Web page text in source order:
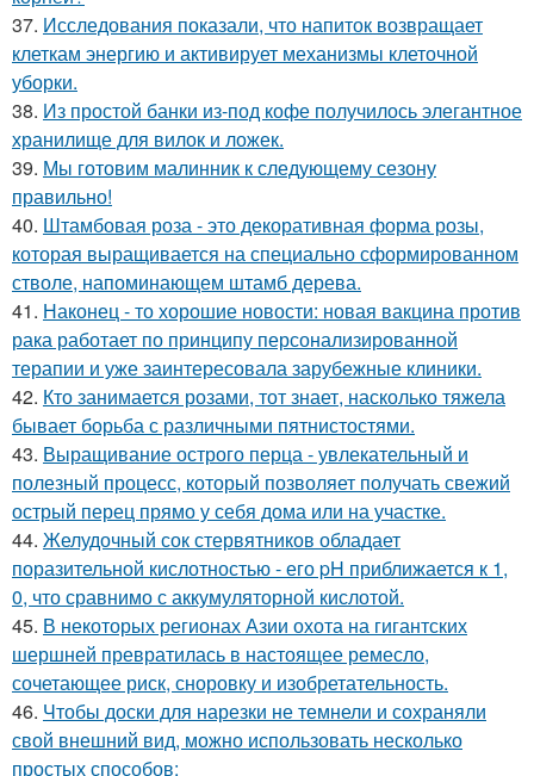
37. Исследования показали, что напиток возвращает
клеткам энергию и активирует механизмы клеточной
уборки.
38. Из простой банки из-под кофе получилось элегантное
хранилище для вилок и ложек.
39. Мы готовим малинник к следующему сезону
правильно!
40. Штамбовая роза - это декоративная форма розы,
которая выращивается на специально сформированном
стволе, напоминающем штамб дерева.
41. Наконец - то хорошие новости: новая вакцина против
рака работает по принципу персонализированной
терапии и уже заинтересовала зарубежные клиники.
42. Кто занимается розами, тот знает, насколько тяжела
бывает борьба с различными пятнистостями.
43. Выращивание острого перца - увлекательный и
полезный процесс, который позволяет получать свежий
острый перец прямо у себя дома или на участке.
44. Желудочный сок стервятников обладает
поразительной кислотностью - его pH приближается к 1,
0, что сравнимо с аккумуляторной кислотой.
45. В некоторых регионах Азии охота на гигантских
шершней превратилась в настоящее ремесло,
сочетающее риск, сноровку и изобретательность.
46. Чтобы доски для нарезки не темнели и сохраняли
свой внешний вид, можно использовать несколько
простых способов: